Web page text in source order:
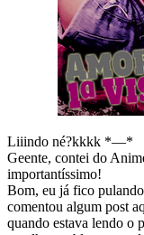
Liiindo né?kkkk *—*
Geente, contei do
importantíssimo!
Bom, eu já fico
comentou algum post
quando estava lendo o